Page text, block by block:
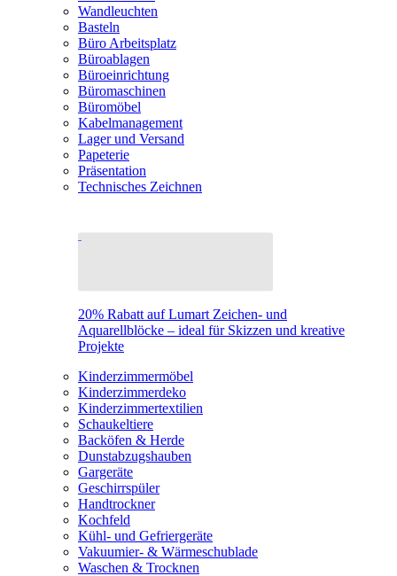
Wandleuchten
Basteln
Büro Arbeitsplatz
Büroablagen
Büroeinrichtung
Büromaschinen
Büromöbel
Kabelmanagement
Lager und Versand
Papeterie
Präsentation
Technisches Zeichnen
20% Rabatt auf Lumart Zeichen- und
Aquarellblöcke – ideal für Skizzen und kreative
Projekte
Kinderzimmermöbel
Kinderzimmerdeko
Kinderzimmertextilien
Schaukeltiere
Backöfen & Herde
Dunstabzugshauben
Gargeräte
Geschirrspüler
Handtrockner
Kochfeld
Kühl- und Gefriergeräte
Vakuumier- & Wärmeschublade
Waschen & Trocknen